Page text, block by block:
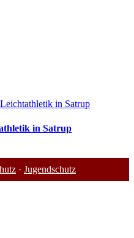
in Satrup
· Jugendschutz